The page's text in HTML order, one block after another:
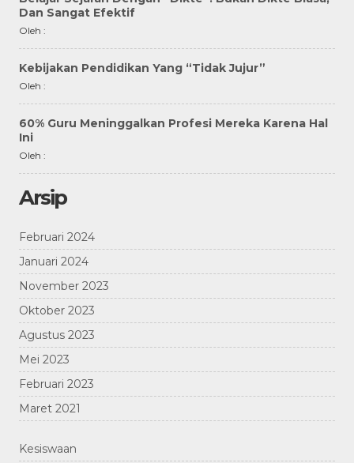
Dan Sangat Efektif
Oleh :
Kebijakan Pendidikan Yang “Tidak Jujur”
Oleh :
60% Guru Meninggalkan Profesi Mereka Karena Hal
Ini
Oleh :
Arsip
Februari 2024
Januari 2024
November 2023
Oktober 2023
Agustus 2023
Mei 2023
Februari 2023
Maret 2021
Kesiswaan